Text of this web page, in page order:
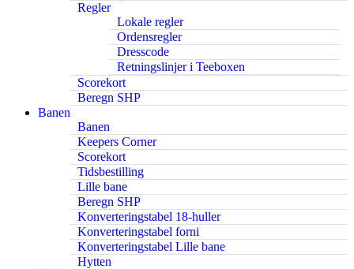
Regler
Lokale regler
Ordensregler
Dresscode
Retningslinjer i Teeboxen
Scorekort
Beregn SHP
Banen
Banen
Keepers Corner
Scorekort
Tidsbestilling
Lille bane
Beregn SHP
Konverteringstabel 18-huller
Konverteringstabel forni
Konverteringstabel Lille bane
Hytten